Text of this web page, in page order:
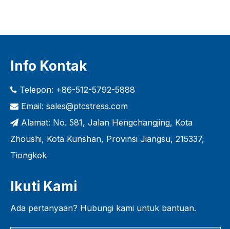
Info Kontak
 Telepon: +86-512-5792-5888
 Email: sales@ptcstress.com
 Alamat: No. 581, Jalan Hengchangjing, Kota
Zhoushi, Kota Kunshan, Provinsi Jiangsu, 215337,
Tiongkok
Ikuti Kami
Ada pertanyaan? Hubungi kami untuk bantuan.